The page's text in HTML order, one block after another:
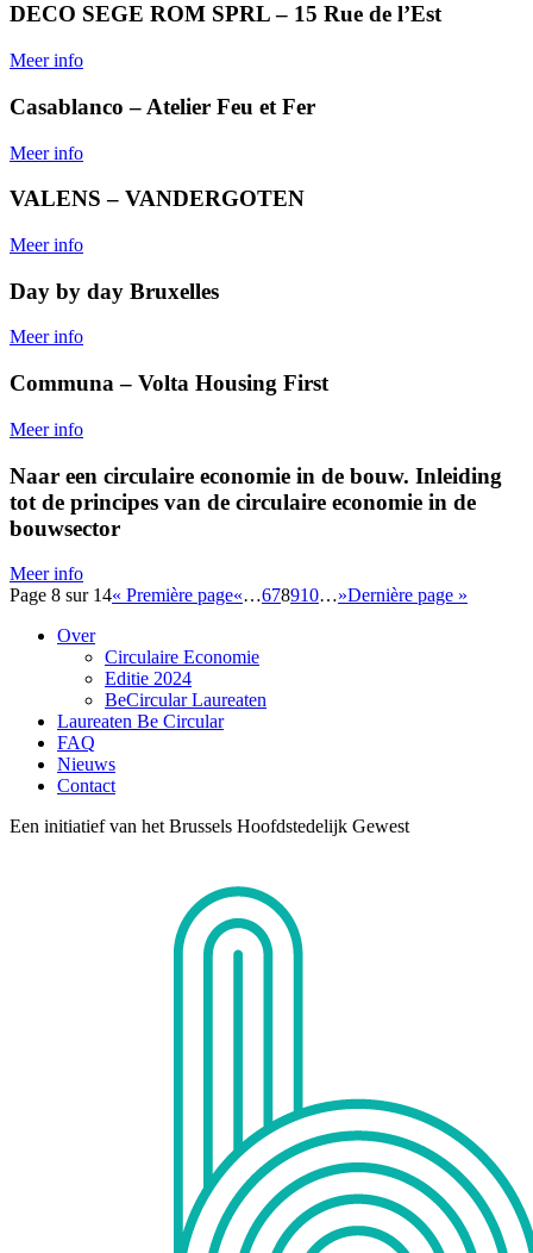
DECO SEGE ROM SPRL – 15 Rue de l’Est
Meer info
Casablanco – Atelier Feu et Fer
Meer info
VALENS – VANDERGOTEN
Meer info
Day by day Bruxelles
Meer info
Communa – Volta Housing First
Meer info
Naar een circulaire economie in de bouw. Inleiding
tot de principes van de circulaire economie in de
bouwsector
Meer info
Page 8 sur 14« Première page«…678910…»Dernière page »
Over
Circulaire Economie
Editie 2024
BeCircular Laureaten
Laureaten Be Circular
FAQ
Nieuws
Contact
Een initiatief van het Brussels Hoofdstedelijk Gewest